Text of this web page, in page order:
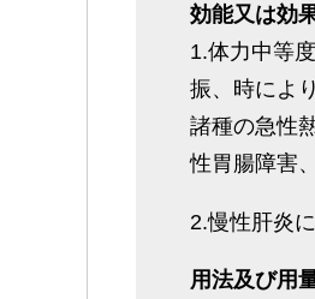
効能又は効
1.体力中等
振、時によ
諸種の急性
性胃腸障害
2.慢性肝炎
用法及び用